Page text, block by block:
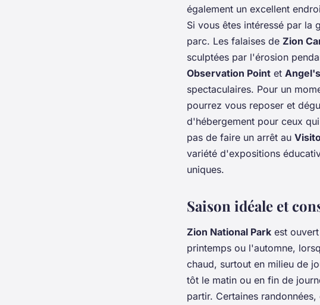
également un excellent
Si vous êtes intéressé par la
parc. Les falaises de Zion
sculptées par l'érosion
Observation Point et
spectaculaires. Pour un
pourrez vous reposer et
d'hébergement pour ceux
pas de faire un arrêt au
variété d'expositions
uniques.
Saison idéale et
Zion National Park est
printemps ou l'automne,
chaud, surtout en milieu de
tôt le matin ou en fin de
partir. Certaines randonnées,